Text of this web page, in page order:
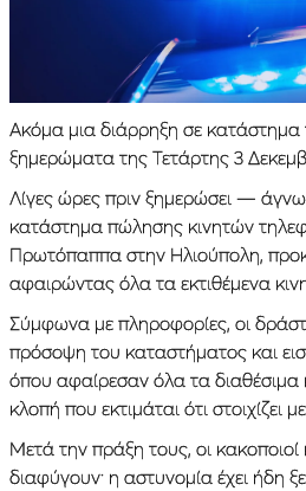
Ακόμα μια διάρρηξη σε κατάστημα
ξημερώματα της Τετάρτης 3
Λίγες ώρες πριν ξημερώσει —
κατάστημα πώλησης κινητών
Πρωτόπαππα στην Ηλιούπολη,
αφαιρώντας όλα τα εκτιθέμενα
Σύμφωνα με πληροφορίες, οι
πρόσοψη του καταστήματος και
όπου αφαίρεσαν όλα τα
κλοπή που εκτιμάται ότι στοιχίζει
Μετά την πράξη τους, οι
διαφύγουν· η αστυνομία έχει ήδη